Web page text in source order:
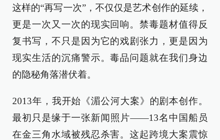
这样的“再写一次”，不仅仅是艺术创作的延续，
更是一次又一次的现实回响。禁毒题材值得反
复书写，不只是因为它的戏剧张力，更是因为
现实生活的沉痛警示。毒品问题就在我们身边
的隐秘角落潜伏着。
2013年，我开始《湄公河大案》的剧本创作。
最初只是缘于一张新闻照片——13名中国船员
在金三角水域被残忍杀害。这起跨境大案震惊